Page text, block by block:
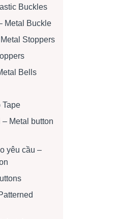
Buckles
Metal Buckle
Stoppers
Bells
Tape
Metal button
yêu cầu –